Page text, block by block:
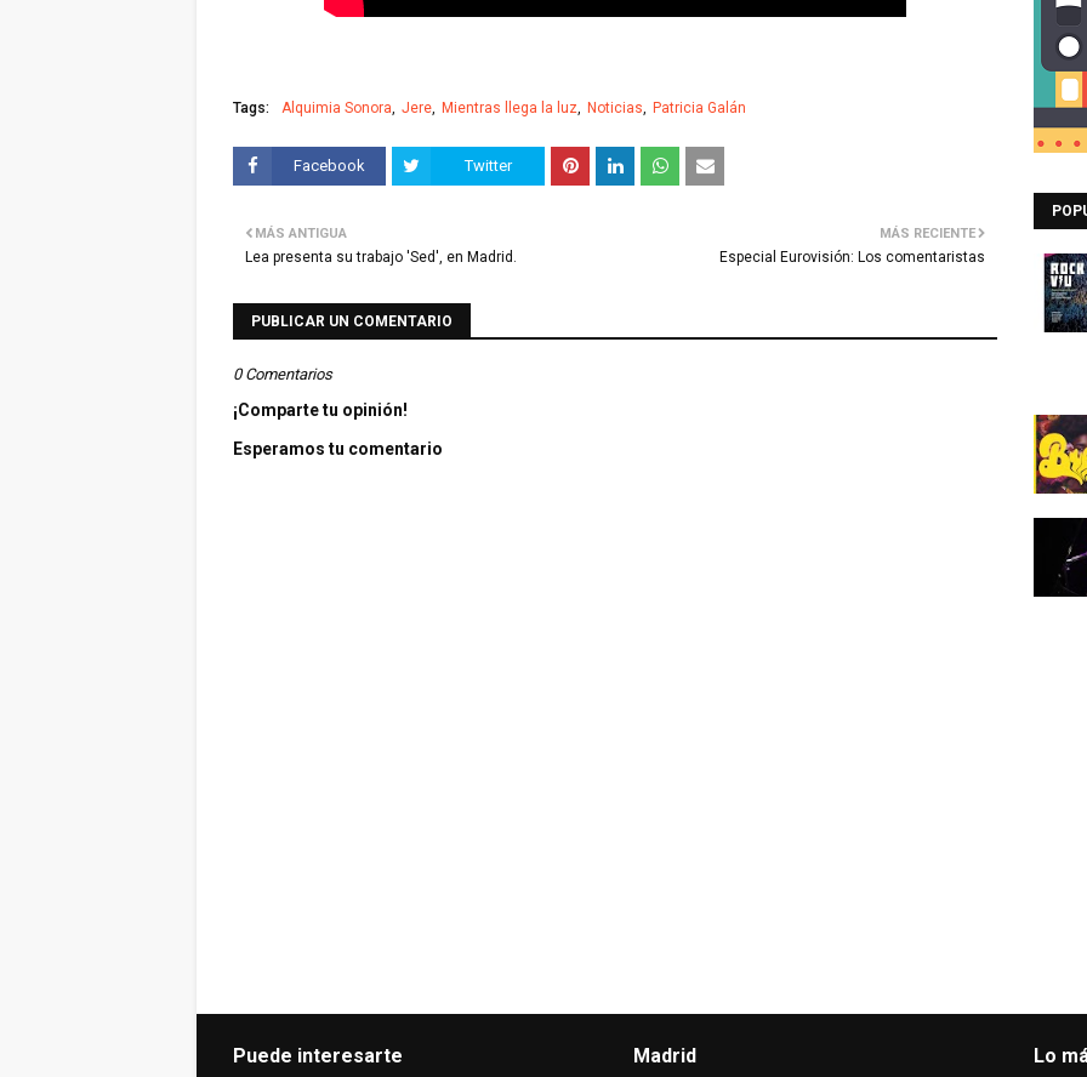
Tags: Alquimia Sonora Jere Mientras llega la luz Noticias Patricia Galán
Facebook Twitter
MÁS RECIENTE
Especial Eurovisión: Los comentaristas
MÁS ANTIGUA
Lea presenta su trabajo 'Sed', en Madrid.
PUBLICAR UN COMENTARIO
0 Comentarios
¡Comparte tu opinión!
Esperamos tu comentario
Puede interesarte Madrid Lo